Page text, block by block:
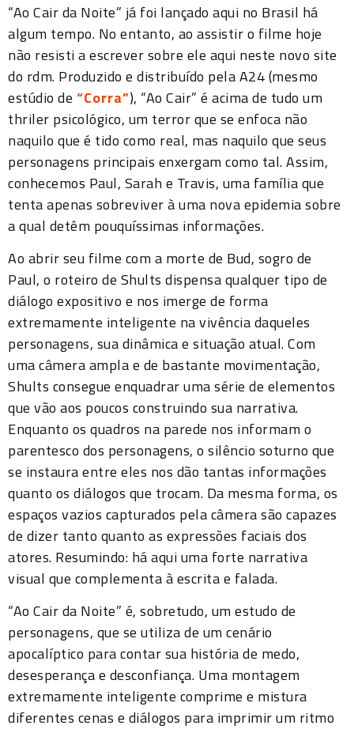
“Ao Cair da Noite” já foi lançado aqui no Brasil há
algum tempo. No entanto, ao assistir o filme hoje
não resisti a escrever sobre ele aqui neste novo site
do rdm. Produzido e distribuído pela A24 (mesmo
estúdio de “Corra”), “Ao Cair” é acima de tudo um
thriler psicológico, um terror que se enfoca não
naquilo que é tido como real, mas naquilo que seus
personagens principais enxergam como tal. Assim,
conhecemos Paul, Sarah e Travis, uma família que
tenta apenas sobreviver à uma nova epidemia sobre
a qual detêm pouquíssimas informações.
Ao abrir seu filme com a morte de Bud, sogro de
Paul, o roteiro de Shults dispensa qualquer tipo de
diálogo expositivo e nos imerge de forma
extremamente inteligente na vivência daqueles
personagens, sua dinâmica e situação atual. Com
uma câmera ampla e de bastante movimentação,
Shults consegue enquadrar uma série de elementos
que vão aos poucos construindo sua narrativa.
Enquanto os quadros na parede nos informam o
parentesco dos personagens, o silêncio soturno que
se instaura entre eles nos dão tantas informações
quanto os diálogos que trocam. Da mesma forma, os
espaços vazios capturados pela câmera são capazes
de dizer tanto quanto as expressões faciais dos
atores. Resumindo: há aqui uma forte narrativa
visual que complementa à escrita e falada.
“Ao Cair da Noite” é, sobretudo, um estudo de
personagens, que se utiliza de um cenário
apocalíptico para contar sua história de medo,
desesperança e desconfiança. Uma montagem
extremamente inteligente comprime e mistura
diferentes cenas e diálogos para imprimir um ritmo